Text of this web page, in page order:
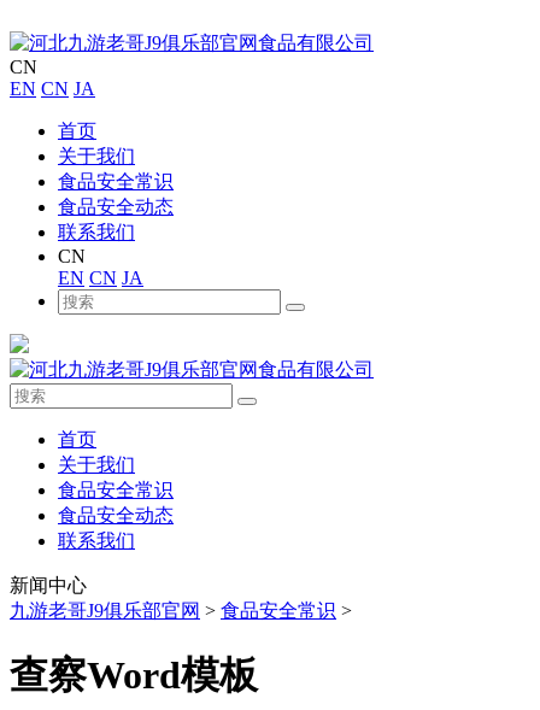
CN
EN CN JA
首页
关于我们
食品安全常识
食品安全动态
联系我们
CN
EN CN JA
首页
关于我们
食品安全常识
食品安全动态
联系我们
新闻中心
九游老哥J9俱乐部官网 > 食品安全常识 >
查察Word模板